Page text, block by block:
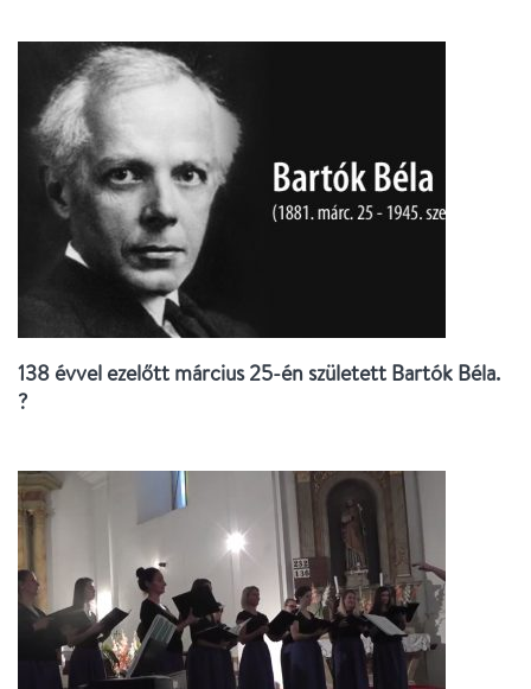
138 évvel ezelőtt március 25-én született Bartók Béla.
?